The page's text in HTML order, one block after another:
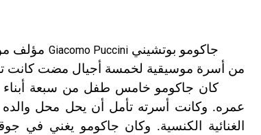
جاكومو بوتشينيGiacomo Puccini مؤلف
من أسرة موسيقية لخمسة أجيال مضت كانت
كان جاكومو خامس طفل من سبعة أبناء
عمره. وكانت أسرته تأمل أن يحل محل والده
الغنائية الكنسية. وكان جاكومو يغني في